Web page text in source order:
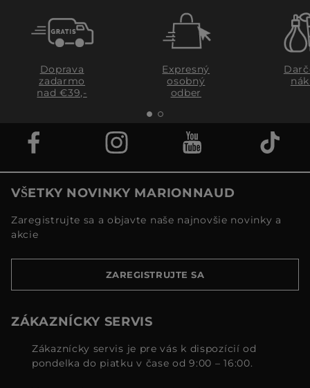
Doprava
zadarmo
nad €39,-
Expresný
osobný
odber
VŠETKY NOVINKY MARIONNAUD
Zaregistrujte sa a objavte naše najnovšie novinky a
akcie
ZAREGISTRUJTE SA
ZÁKAZNÍCKY SERVIS
Zákaznícky servis je pre vás k dispozícií od
pondelka do piatku v čase od 9:00 – 16:00.